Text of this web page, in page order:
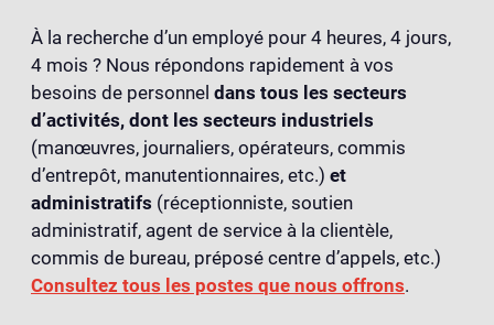
À la recherche d’un employé pour 4 heures, 4 jours,
4 mois ? Nous répondons rapidement à vos
besoins de personnel dans tous les secteurs
d’activités, dont les secteurs industriels
(manœuvres, journaliers, opérateurs, commis
d’entrepôt, manutentionnaires, etc.) et
administratifs (réceptionniste, soutien
administratif, agent de service à la clientèle,
commis de bureau, préposé centre d’appels, etc.)
Consultez tous les postes que nous offrons.